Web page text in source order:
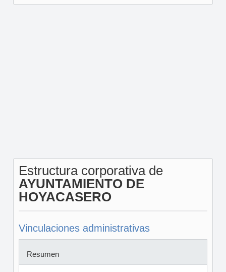
Estructura corporativa de
AYUNTAMIENTO DE
HOYACASERO
Vinculaciones administrativas
Resumen